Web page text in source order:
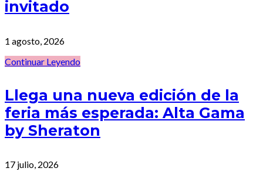
invitado
1 agosto, 2026
Continuar Leyendo
Llega una nueva edición de la
feria más esperada: Alta Gama
by Sheraton
17 julio, 2026